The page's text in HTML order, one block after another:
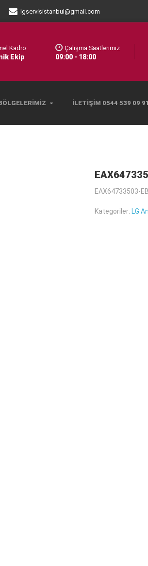
lgservisistanbul@gmail.com
İLETIŞIM 0544 539 09 91
Kadro
Ekip
Çalışma Saatlerimiz
09:00 - 18:00
EAX64733503-
Kategoriler: LG